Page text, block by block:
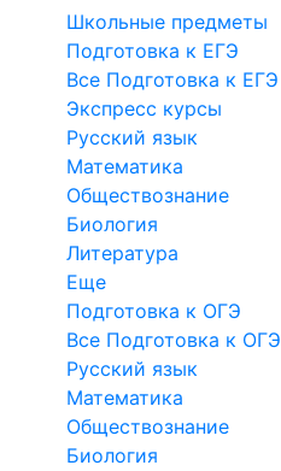
Школьные предметы
Подготовка к ЕГЭ
Все Подготовка к ЕГЭ
Экспресс курсы
Русский язык
Математика
Обществознание
Биология
Литература
Еще
Подготовка к ОГЭ
Все Подготовка к ОГЭ
Русский язык
Математика
Обществознание
Биология